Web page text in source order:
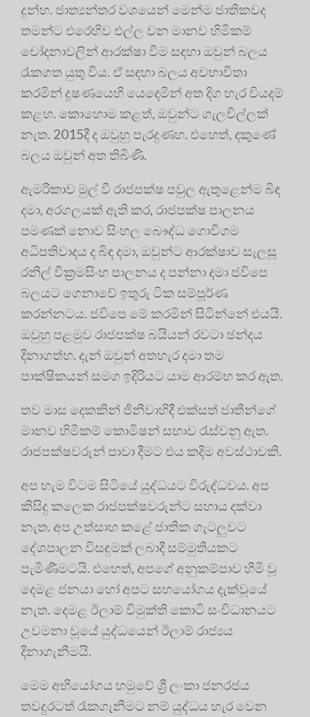
දුන්හ. ජාත්‍යන්තර වශයෙන් මෙන්ම ජාතිකවද
තමන්ට එරෙහිව එල්ල වන මානව හිමිකම්
චෝදනාවලින් ආරක්ෂා වීම සඳහා ඔවුන් බලය
රැකගත යුතු විය. ඒ සඳහා බලය අවභාවිතා
කරමින් දූෂණයෙහි යෙදෙමින් අත දිග හැර වියදම්
කළහ. කොහොම කළත්, ඔවුන්ට ගැලවිල්ලක්
නැත. 2015දී ද ඔවුහු පැරදුණහ. එහෙත්, දකුණේ
බලය ඔවුන් අත තිබිණි.
ඇමරිකාව මුල් වී රාජපක්ෂ පවුල ඇතුළෙන්ම බිඳ
දමා, අරගලයක් ඇති කර, රාජපක්ෂ පාලනය
පමණක් නොව සිංහල බෞද්ධ ගොවිගම
අධිපතිවාදය ද බිඳ දමා, ඔවුන්ට ආරක්ෂාව සැලසූ
රනිල් වික්‍රමසිංහ පාලනය ද පන්නා දමා ජවිපෙ
බලයට ගෙනාවේ ඉතුරු ටික සම්පූර්ණ
කරන්නටය. ජවිපෙ මේ කරමින් සිටින්නේ එයයි.
ඔවුහු පළමුව රාජපක්ෂ බයියන් රවටා ඡන්දය
දිනාගත්හ. දැන් ඔවුන් අතහැර දමා තම
පාක්ෂිකයන් සමග ඉදිරියට යාම ආරම්භ කර ඇත.
තව මාස දෙකකින් ජිනීවාහිදී එක්සත් ජාතීන්ගේ
මානව හිමිකම් කොමිෂන් සභාව රැස්වනු ඇත.
රාජපක්ෂවරුන් පාවා දීමට එය කදිම අවස්ථාවකි.
අප හැම විටම සිටියේ යුද්ධයට විරුද්ධවය. අප
කිසිදු කලෙක රාජපක්ෂවරුන්ට සහාය දක්වා
නැත. අප උත්සාහ කළේ ජාතික ගැටලුවට
දේශපාලන විසඳුමක් ලබාදී සම්මුතියකට
පැමිණීමටයි. එහෙත්, අපගේ අනුකම්පාව හිමි වූ
දෙමළ ජනයා හෝ අපට සහයෝගය දැක්වූයේ
නැත. දෙමළ ඊලාම් විමුක්ති කොටි සංවිධානයට
උවමනා වූයේ යුද්ධයෙන් ඊලාම් රාජ්‍යය
දිනාගැනීමයි.
මෙම අභියෝගය හමුවේ ශ්‍රී ලංකා ජනරජය
තවදුරටත් රැකගැනීමට නම් යුද්ධය හැර වෙන